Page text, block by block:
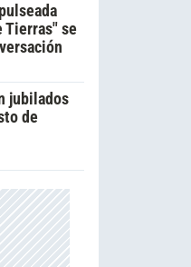
Tierras" se
jubilados
de